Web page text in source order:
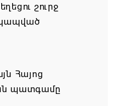
շուրջ
Հայոց
պատգամը